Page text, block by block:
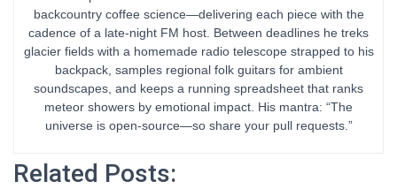
backcountry coffee science—delivering each piece with the
cadence of a late-night FM host. Between deadlines he treks
glacier fields with a homemade radio telescope strapped to his
backpack, samples regional folk guitars for ambient
soundscapes, and keeps a running spreadsheet that ranks
meteor showers by emotional impact. His mantra: “The
universe is open-source—so share your pull requests.”
Related Posts: